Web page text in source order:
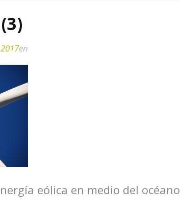
en
eólica en medio del océano